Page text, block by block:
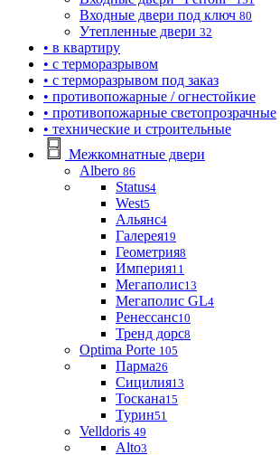
Входные двери под ключ 80
Утепленные двери 32
• в квартиру
• с терморазрывом
• с терморазрывом под заказ
• противопожарные / огнестойкие
• противопожарные светопрозрачные
• технические и строительные
Межкомнатные двери
Albero 86
Status4
West5
Альянс4
Галерея19
Геометрия8
Империя11
Мегаполис13
Мегаполис GL4
Ренессанс10
Тренд дорс8
Optima Porte 105
Парма26
Сицилия13
Тоскана15
Турин51
Velldoris 49
Alto3